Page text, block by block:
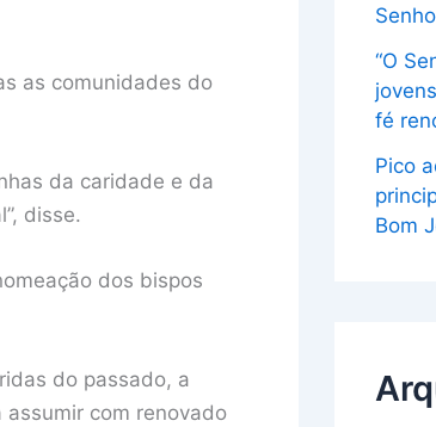
as comunidades do
da caridade e da
disse.
dos bispos
do passado, a
com renovado
“O
fé
Pico
Bom